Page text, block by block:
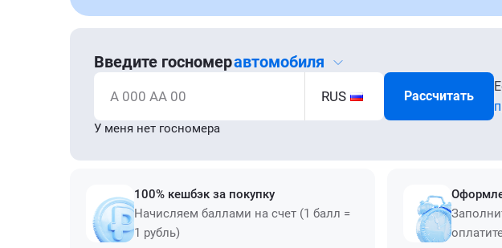
Введите госномеравтомобиля
А 000 АА 00 RUS Рассчитать
У меня нет госномера
100% кешбэк за покупку
Начисляем баллами на счет (1 балл =
1 рубль)